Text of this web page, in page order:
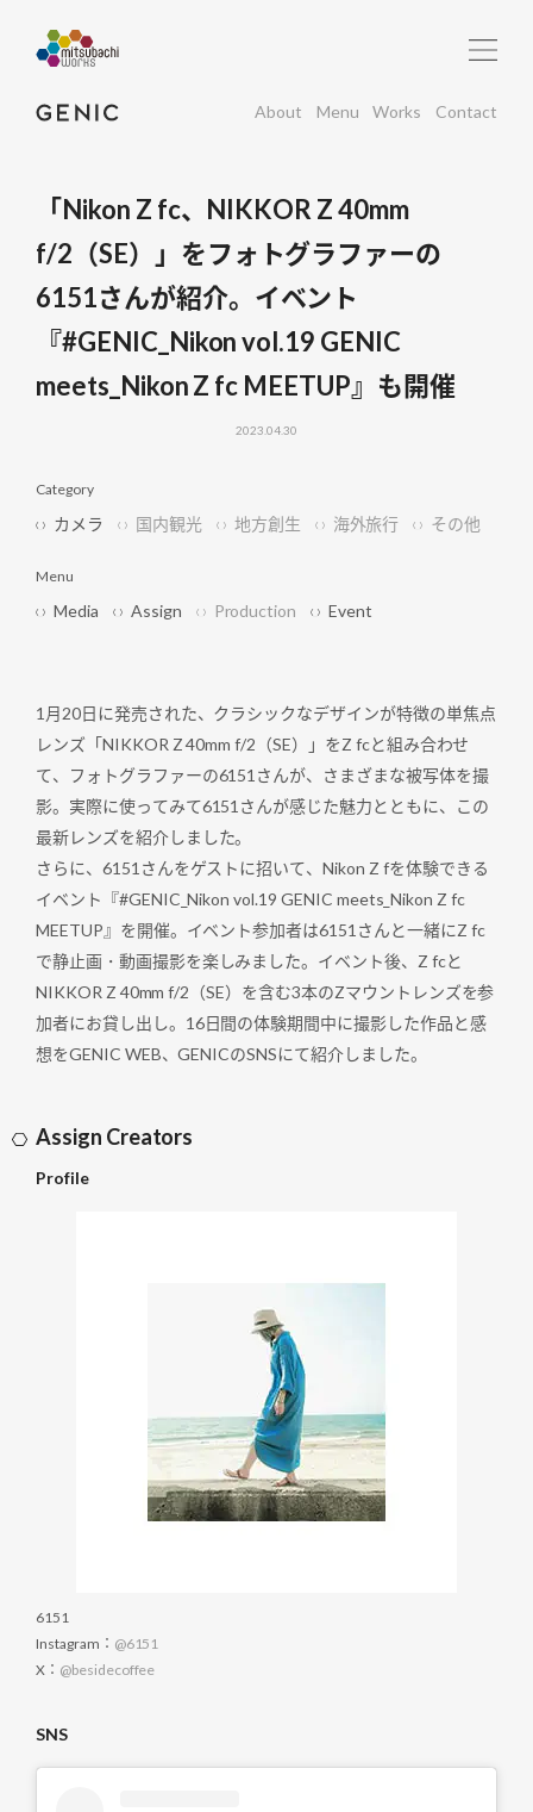
About Menu Works Contact
「Nikon Z fc、NIKKOR Z 40mm
f/2（SE）」をフォトグラファーの
6151さんが紹介。イベント
『#GENIC_Nikon vol.19 GENIC
meets_Nikon Z fc MEETUP』も開催
2023.04.30
Category
カメラ 国内観光 地方創生 海外旅行 その他
Menu
Media Assign Production Event
1月20日に発売された、クラシックなデザインが特徴の単焦点
レンズ「NIKKOR Z 40mm f/2（SE）」をZ fcと組み合わせ
て、フォトグラファーの6151さんが、さまざまな被写体を撮
影。実際に使ってみて6151さんが感じた魅力とともに、この
最新レンズを紹介しました。
さらに、6151さんをゲストに招いて、Nikon Z fを体験できる
イベント『#GENIC_Nikon vol.19 GENIC meets_Nikon Z fc
MEETUP』を開催。イベント参加者は6151さんと一緒にZ fc
で静止画・動画撮影を楽しみました。イベント後、Z fcと
NIKKOR Z 40mm f/2（SE）を含む3本のZマウントレンズを参
加者にお貸し出し。16日間の体験期間中に撮影した作品と感
想をGENIC WEB、GENICのSNSにて紹介しました。
Assign Creators
Profile
6151
Instagram： @6151
X： @besidecoffee
SNS